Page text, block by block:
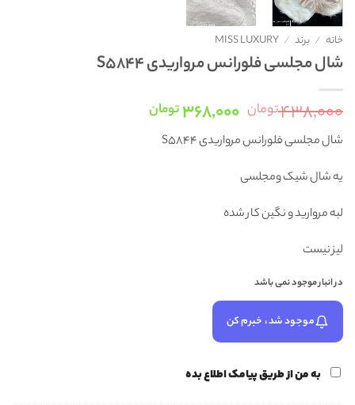
خانه / برند /
MISS LUXURY
شال مجلسی فلورانس مرواریدی S5844
۴۳۸,۰۰۰تومان قیمت
اصلی:
۴۳۸,۰۰۰ تومان
۳۶۸,۰۰۰تومانقیمت
شال مجلسی فلورانس مرواریدی S5844
یه شال شیک ومجلسی
لبه مروارید و نگین کار شده
لیز نیست
در انبار موجود نمی باشد
موجود شد، خبرم کن
به من از طریق پیامک اطلاع بده